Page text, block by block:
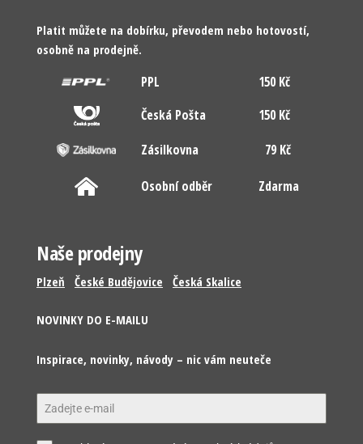
Platit můžete na dobírku, převodem nebo hotovostí,
osobně na prodejně.
PPL
150 Kč
Česká Pošta
150 Kč
Zásilkovna
79 Kč
Osobní odběr Zdarma
Naše prodejny
Plzeň České Budějovice Česká Skalice
NOVINKY DO E-MAILU
Inspirace, novinky, návody – nic vám neuteče